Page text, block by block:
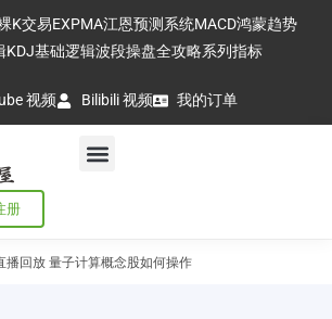
K交易EXPMA江恩预测系统MACD鸿蒙趋势
KDJ基础逻辑波段操盘全攻略系列指标
视频 Bilibili 视频 我的订单
册
播回放 量子计算概念股如何操作